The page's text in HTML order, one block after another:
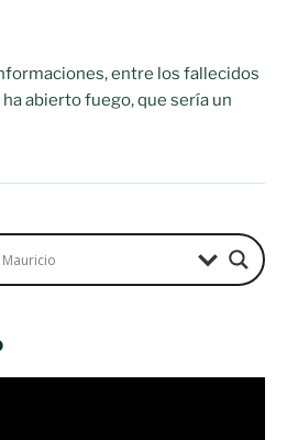
entre los fallecidos
abierto fuego, que sería un